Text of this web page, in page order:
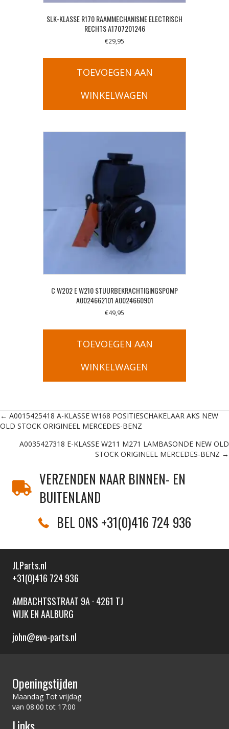
SLK-KLASSE R170 RAAMMECHANISME ELECTRISCH
RECHTS A1707201246
€29,95
TOEVOEGEN AAN
WINKELWAGEN
C W202 E W210 STUURBEKRACHTIGINGSPOMP
A0024662101 A0024660901
€49,95
TOEVOEGEN AAN
WINKELWAGEN
Posts
navigation
← A0015425418 A-KLASSE W168 POSITIESCHAKELAAR AKS NEW
OLD STOCK ORIGINEEL MERCEDES-BENZ
A0035427318 E-KLASSE W211 M271 LAMBASONDE NEW OLD
STOCK ORIGINEEL MERCEDES-BENZ →
VERZENDEN NAAR BINNEN- EN
BUITENLAND
BEL ONS +31(0)416 724 936
JLParts.nl
+31(0)416 724 936
AMBACHTSSTRAAT 9A · 4261 TJ
WIJK EN AALBURG
john@evo-parts.nl
Openingstijden
Maandag Tot vrijdag
van 08:00 tot 17:00
Links